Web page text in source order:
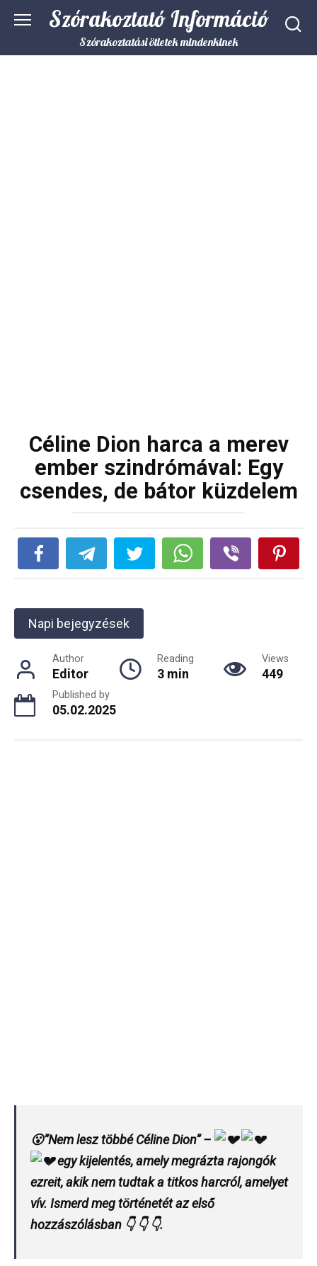
Szórakoztató Információ
Szórakoztatási ötletek mindenkinek
Céline Dion harca a merev
ember szindrómával: Egy
csendes, de bátor küzdelem
Napi bejegyzések
Author
Editor
Reading
3 min
Views
449
Published by
05.02.2025
😮”Nem lesz többé Céline Dion” –
egy kijelentés, amely megrázta rajongók
ezreit, akik nem tudtak a titkos harcról, amelyet
vív. Ismerd meg történetét az első
hozzászólásban 👇 👇 👇.